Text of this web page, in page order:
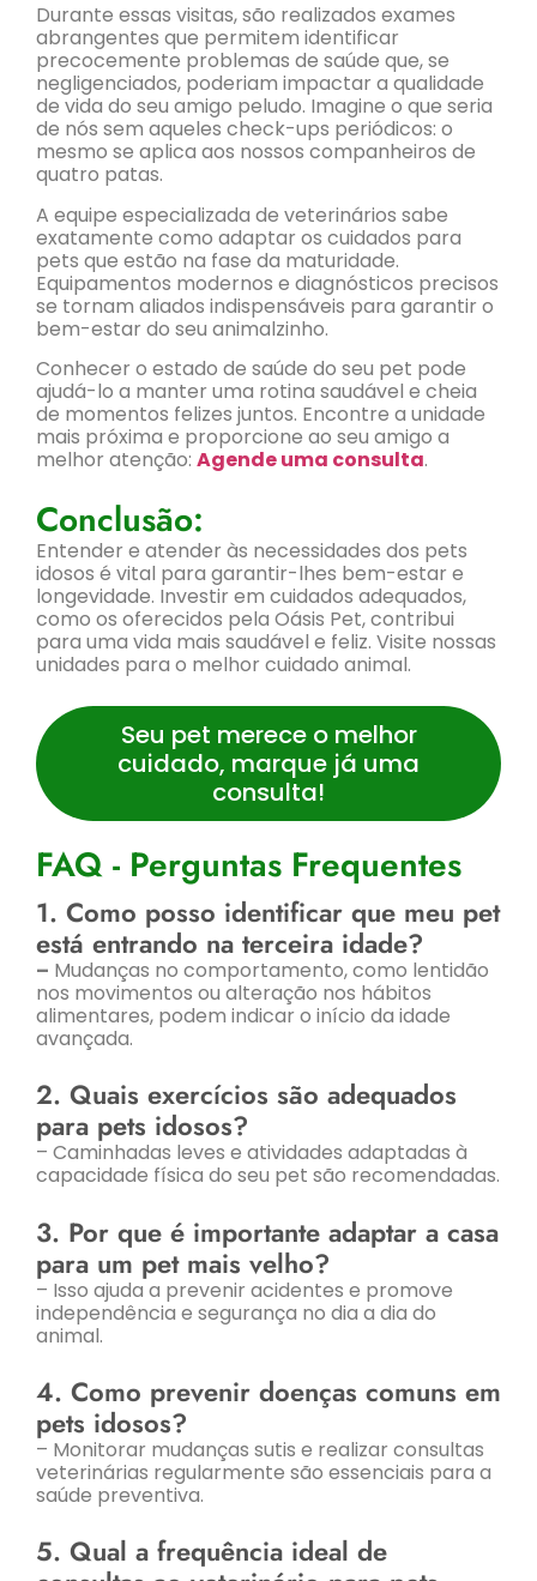
Durante essas visitas, são realizados exames
abrangentes que permitem identificar
precocemente problemas de saúde que, se
negligenciados, poderiam impactar a qualidade
de vida do seu amigo peludo. Imagine o que seria
de nós sem aqueles check-ups periódicos: o
mesmo se aplica aos nossos companheiros de
quatro patas.
A equipe especializada de veterinários sabe
exatamente como adaptar os cuidados para
pets que estão na fase da maturidade.
Equipamentos modernos e diagnósticos precisos
se tornam aliados indispensáveis para garantir o
bem-estar do seu animalzinho.
Conhecer o estado de saúde do seu pet pode
ajudá-lo a manter uma rotina saudável e cheia
de momentos felizes juntos. Encontre a unidade
mais próxima e proporcione ao seu amigo a
melhor atenção: Agende uma consulta.
Conclusão:
Entender e atender às necessidades dos pets
idosos é vital para garantir-lhes bem-estar e
longevidade. Investir em cuidados adequados,
como os oferecidos pela Oásis Pet, contribui
para uma vida mais saudável e feliz. Visite nossas
unidades para o melhor cuidado animal.
Seu pet merece o melhor
cuidado, marque já uma
consulta!
FAQ - Perguntas Frequentes
1. Como posso identificar que meu pet
está entrando na terceira idade?
– Mudanças no comportamento, como lentidão
nos movimentos ou alteração nos hábitos
alimentares, podem indicar o início da idade
avançada.
2. Quais exercícios são adequados
para pets idosos?
– Caminhadas leves e atividades adaptadas à
capacidade física do seu pet são recomendadas.
3. Por que é importante adaptar a casa
para um pet mais velho?
– Isso ajuda a prevenir acidentes e promove
independência e segurança no dia a dia do
animal.
4. Como prevenir doenças comuns em
pets idosos?
– Monitorar mudanças sutis e realizar consultas
veterinárias regularmente são essenciais para a
saúde preventiva.
5. Qual a frequência ideal de